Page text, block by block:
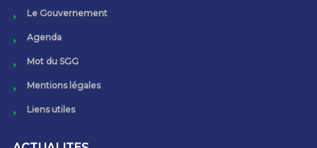
Le Gouvernement
Agenda
Mot du SGG
Mentions légales
Liens utiles